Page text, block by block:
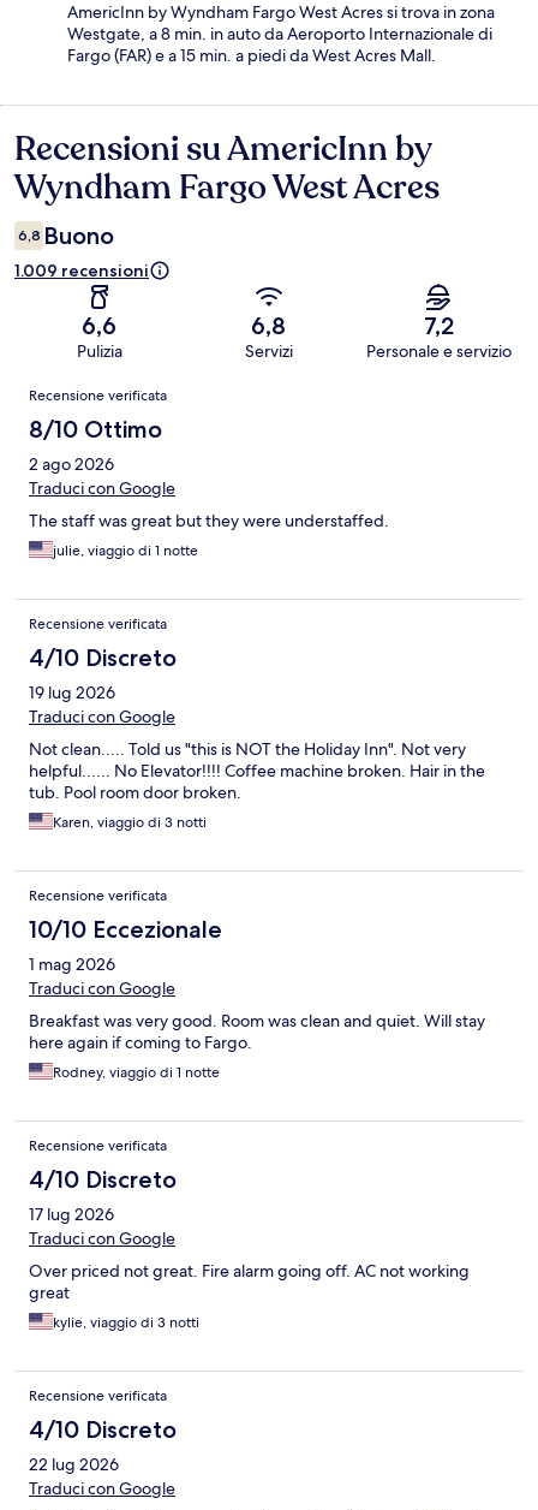
AmericInn by Wyndham Fargo West Acres si trova in zona
Westgate, a 8 min. in auto da Aeroporto Internazionale di
Fargo (FAR) e a 15 min. a piedi da West Acres Mall.
Recensioni
Recensioni su AmericInn by
Wyndham Fargo West Acres
6,8 Buono
1.009 recensioni
6,6
Pulizia
6,8
Servizi
7,2
Personale e servizio
Recensioni
Recensione verificata
8/10 Ottimo
2 ago 2026
Traduci con Google
The staff was great but they were understaffed.
julie, viaggio di 1 notte
Recensione verificata
4/10 Discreto
19 lug 2026
Traduci con Google
Not clean..... Told us "this is NOT the Holiday Inn". Not very
helpful...... No Elevator!!!! Coffee machine broken. Hair in the
tub. Pool room door broken.
Karen, viaggio di 3 notti
Recensione verificata
10/10 Eccezionale
1 mag 2026
Traduci con Google
Breakfast was very good. Room was clean and quiet. Will stay
here again if coming to Fargo.
Rodney, viaggio di 1 notte
Recensione verificata
4/10 Discreto
17 lug 2026
Traduci con Google
Over priced not great. Fire alarm going off. AC not working
great
kylie, viaggio di 3 notti
Recensione verificata
4/10 Discreto
22 lug 2026
Traduci con Google